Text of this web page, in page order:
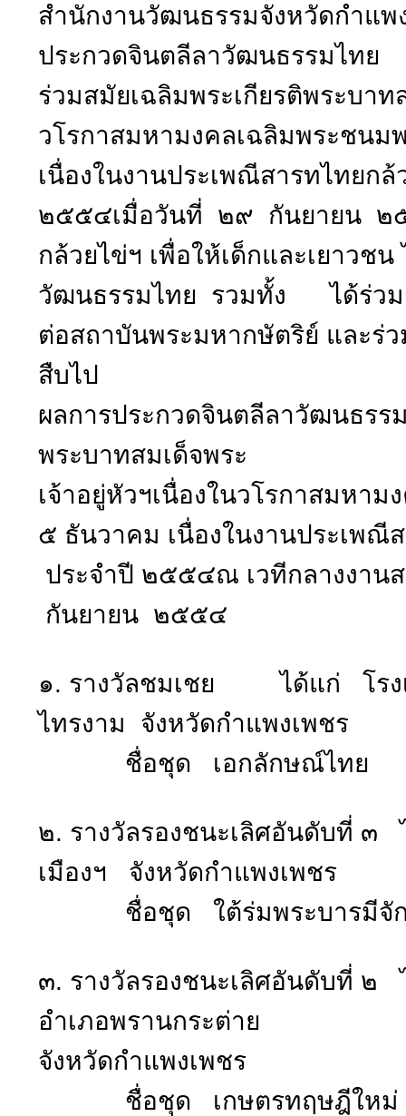
สำนักงานวัฒนธรรมจังหวัดกำแพ
ประกวดจินตลีลาวัฒนธรรมไ
ร่วมสมัยเฉลิมพระเกียรติพระบาท
วโรกาสมหามงคลเฉลิมพระช
เนื่องในงานประเพณีสารทไทยกล้
๒๕๕๔เมื่อวันที่ ๒๙ กันยายน ๒
กล้วยไข่ฯ เพื่อให้เด็กและเยาวช
วัฒนธรรมไทย รวมทั้ง ได้ร่วม
ต่อสถาบันพระมหากษัตริย์ และร่
สืบไป
ผลการประกวดจินตลีลาวัฒนธรร
พระบาทสมเด็จพระ
เจ้าอยู่หัวฯเนื่องในวโรกาสมหา
๕ ธันวาคม เนื่องในงานประเพณี
ประจำปี ๒๕๕๔ณ เวทีกลางงาน
กันยายน ๒๕๕๔
๑. รางวัลชมเชย ได้แก่ โรงเ
ไทรงาม จังหวัดกำแพงเพชร
ชื่อชุด เอกลักษณ์ไทย
๒. รางวัลรองชนะเลิศอันดับที่
เมืองฯ จังหวัดกำแพงเพชร
ชื่อชุด ใต้ร่มพระบารมีจักรี
๓. รางวัลรองชนะเลิศอันดับที่ ๒
อำเภอพรานกระต่าย
จังหวัดกำแพงเพชร
ชื่อชุด เกษตรทฤษฎีใหม่